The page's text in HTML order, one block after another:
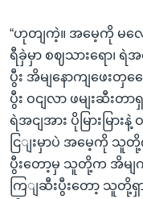
“ဟုတျကဲ့။ အမေ့ကို မလေ
ရီခှဲမှာ စဈသားရော၊ ရဲ
ပွီး အိမျနောကျဖေးတှ
ပွီး ဝငျလာ ဖမျးဆီး
ရဲအငျအား ပိုမြားမြား
ငြျးမှာပဲ အမေ့ကို သူတို့
ပွီးတော့မှ သူတို့က အိမျ
ကြျဆီးပွီးတော့ သူတို့ရှ